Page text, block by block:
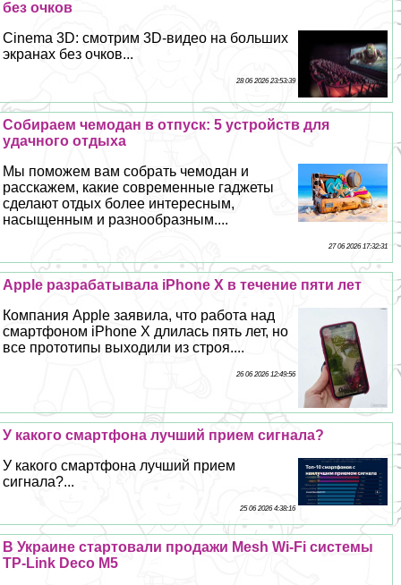
без очков
Cinema 3D: смотрим 3D-видео на больших
экранах без очков...
28 06 2026 23:53:39
Собираем чемодан в отпуск: 5 устройств для
удачного отдыха
Мы поможем вам собрать чемодан и
расскажем, какие современные гаджеты
сделают отдых более интересным,
насыщенным и разнообразным....
27 06 2026 17:32:31
Apple разpaбатывала iPhone X в течение пяти лет
Компания Apple заявила, что работа над
смартфоном iPhone X длилась пять лет, но
все прототипы выходили из строя....
26 06 2026 12:49:56
У какого смартфона лучший прием сигнала?
У какого смартфона лучший прием
сигнала?...
25 06 2026 4:38:16
В Украине стартовали продажи Mesh Wi-Fi системы
TP-Link Deco M5